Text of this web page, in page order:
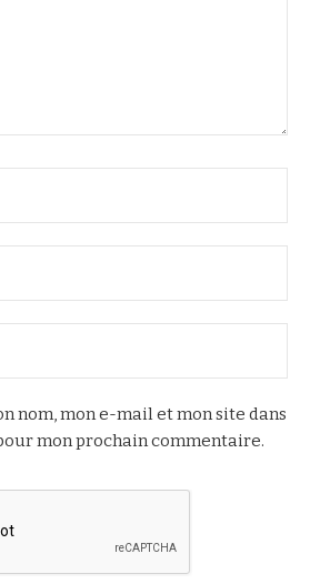
nom, mon e-mail et mon site dans
mon prochain commentaire.